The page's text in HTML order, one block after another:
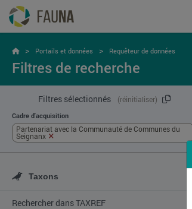
> Portails et données > Requêteur de données
Filtres de recherche
Filtres sélectionnés (réinitialiser)
Cadre d'acquisition
Partenariat avec la Communauté de Communes du
Seignanx
Taxons
Rechercher dans TAXREF